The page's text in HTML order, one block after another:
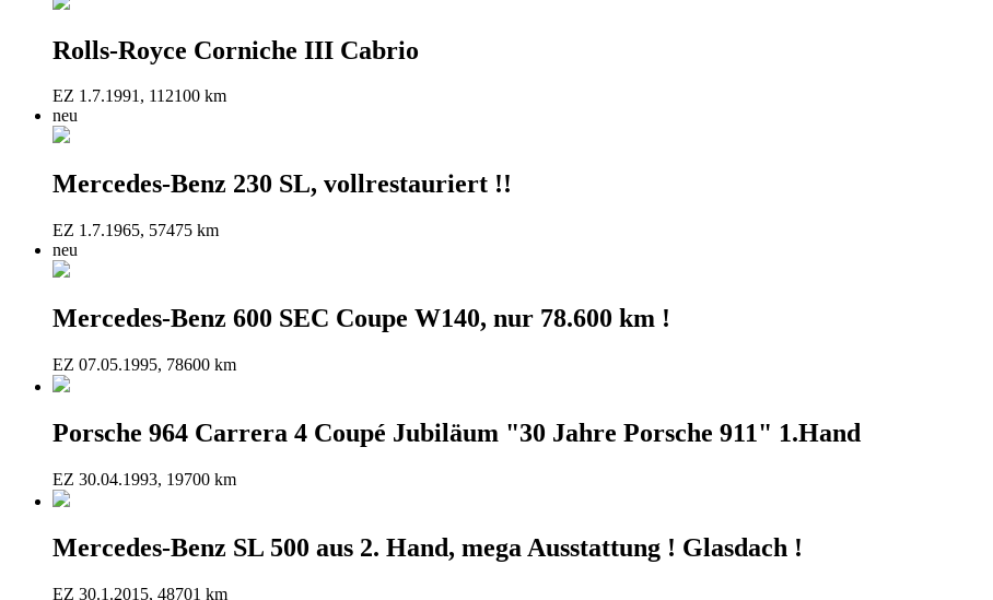
Rolls-Royce Corniche III Cabrio
EZ 1.7.1991, 112100 km
neu
Mercedes-Benz 230 SL, vollrestauriert !!
EZ 1.7.1965, 57475 km
neu
Mercedes-Benz 600 SEC Coupe W140, nur 78.600 km !
EZ 07.05.1995, 78600 km
Porsche 964 Carrera 4 Coupé Jubiläum "30 Jahre Porsche 911" 1.Hand
EZ 30.04.1993, 19700 km
Mercedes-Benz SL 500 aus 2. Hand, mega Ausstattung ! Glasdach !
EZ 30.1.2015, 48701 km